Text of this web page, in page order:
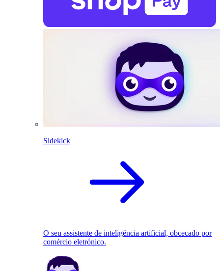
Sidekick
O seu assistente de inteligência artificial, obcecado por
comércio eletrónico.